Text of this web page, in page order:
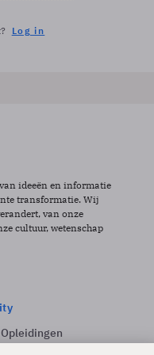
Log in
ideeën en informatie
transformatie. Wij
van onze
cultuur, wetenschap